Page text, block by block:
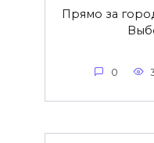
Прямо за
0